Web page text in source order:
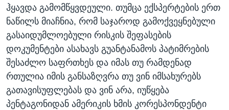
ჰყავდა გამომწყვდეული. თუმცა ექსპერტების ერთ
ნაწილს მიაჩნია, რომ საჯაროდ გამოქვეყნებული
გასაიდუმლოებული რისკის შეფასების
დოკუმენტები ასახავს გუანტანამოს პატიმრების
შესაძლო საფრთხეს და იმას თუ რამდენად
რთულია იმის განსაზღვრა თუ ვინ იმსახურებს
გათავისუფლებას და ვინ არა, იუწყება
პენტაგონიდან ამერიკის ხმის კორესპონდენტი